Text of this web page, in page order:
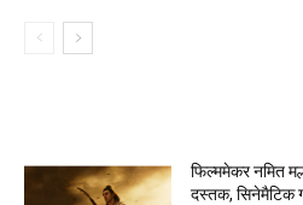
फिल्ममेकर नमित
दस्तक, सिनेमैटिक